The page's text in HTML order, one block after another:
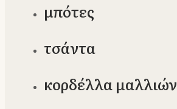
μπότες
τσάντα
κορδέλλα μαλλιών